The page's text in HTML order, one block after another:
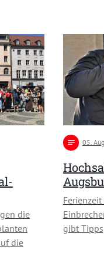
die
die
notes 05.
gibt